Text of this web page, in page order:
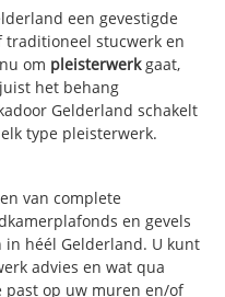
een gevestigde
stucwerk en
om pleisterwerkgaat,
het behang
Gelderland schakelt
type pleisterwerk.
van complete
en gevels
héél Gelderland. U kunt
advies en wat qua
past op uw muren en/of